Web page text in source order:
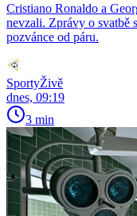
Cristiano Ronaldo a
nevzali. Zprávy o svatbě
pozvánce od páru.
SportyŽivě
dnes, 09:19
3 min